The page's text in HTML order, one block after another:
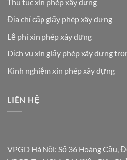
Thủ tục xin phép xây dựng
Địa chỉ cấp giấy phép xây dựng
Lệ phí xin phép xây dựng
Dịch vụ xin giấy phép xây dựng
Kinh nghiệm xin phép xây dựng
LIÊN HỆ
VPGD Hà Nội: Số 36 Hoàng Cầu,